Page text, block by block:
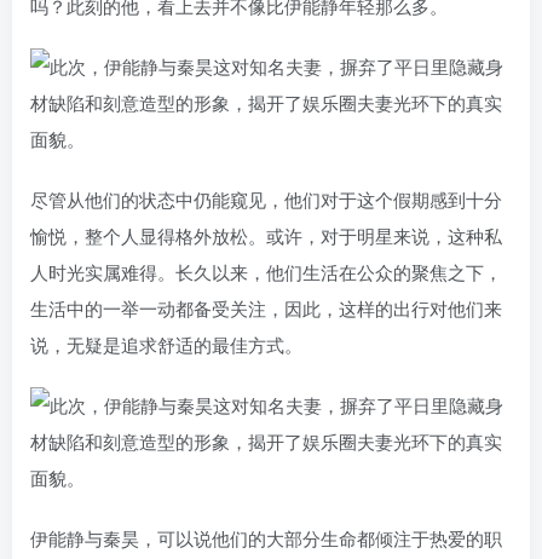
尽管从他们的状态中仍能窥见，他们对于这个假期感到十分
愉悦，整个人显得格外放松。或许，对于明星来说，这种私
人时光实属难得。长久以来，他们生活在公众的聚焦之下，
生活中的一举一动都备受关注，因此，这样的出行对他们来
说，无疑是追求舒适的最佳方式。
伊能静与秦昊，可以说他们的大部分生命都倾注于热爱的职